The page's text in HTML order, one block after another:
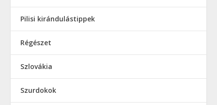
Pilisi kirándulástippek
Régészet
Szlovákia
Szurdokok